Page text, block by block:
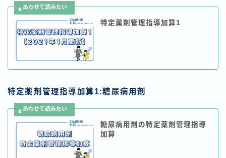
特定薬剤管理指導加算1
特定薬剤管理指導加算1:糖尿病用剤
糖尿病用剤の特定薬剤管理指導
加算